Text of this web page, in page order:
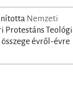
Nemzeti
Protestáns
összege évről-évre